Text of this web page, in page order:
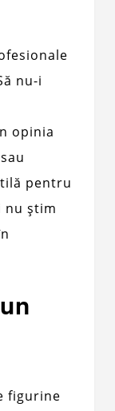
nu-i
opinia
pentru
nu știm
figurine